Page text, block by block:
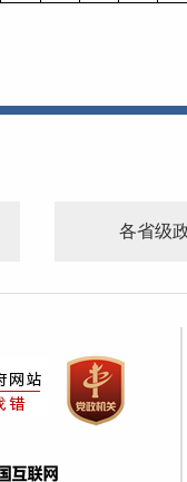
各省级